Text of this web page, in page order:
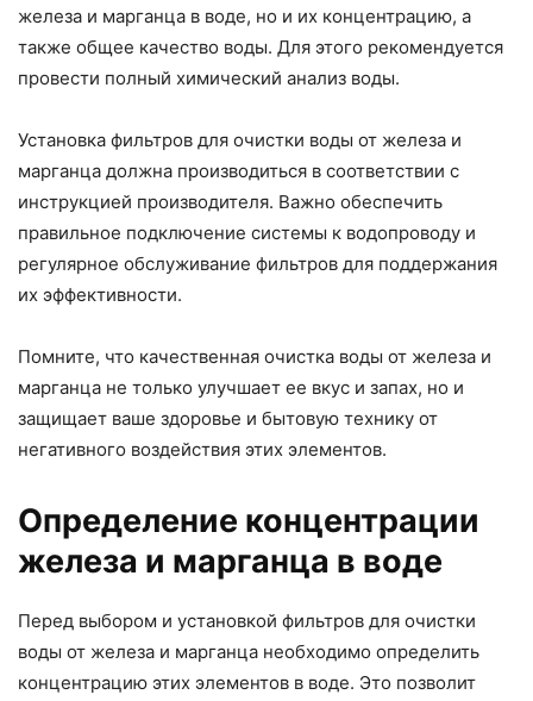
железа и марганца в воде, но и их концентрацию, а
также общее качество воды. Для этого рекомендуется
провести полный химический анализ воды.
Установка фильтров для очистки воды от железа и
марганца должна производиться в соответствии с
инструкцией производителя. Важно обеспечить
правильное подключение системы к водопроводу и
регулярное обслуживание фильтров для поддержания
их эффективности.
Помните, что качественная очистка воды от железа и
марганца не только улучшает ее вкус и запах, но и
защищает ваше здоровье и бытовую технику от
негативного воздействия этих элементов.
Определение концентрации
железа и марганца в воде
Перед выбором и установкой фильтров для очистки
воды от железа и марганца необходимо определить
концентрацию этих элементов в воде. Это позволит